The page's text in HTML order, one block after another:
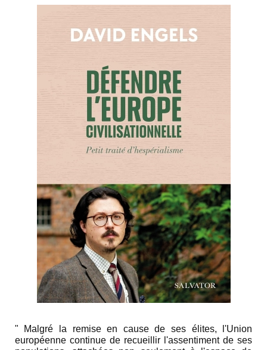
" Malgré la remise en cause de ses élites, l'Union
européenne continue de recueillir l'assentiment de ses